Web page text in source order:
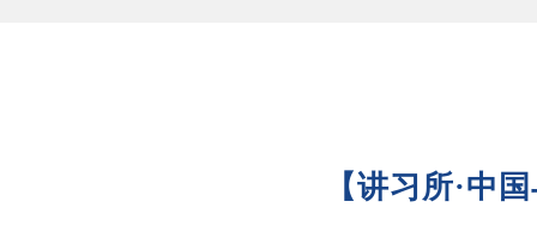
【讲习所·中